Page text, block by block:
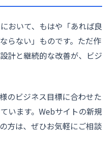
おいて、もはや「あれば良
らない」ものです。ただ作
計と継続的な改善が、ビジ
のビジネス目標に合わせた
います。Webサイトの新規
方は、ぜひお気軽にご相談